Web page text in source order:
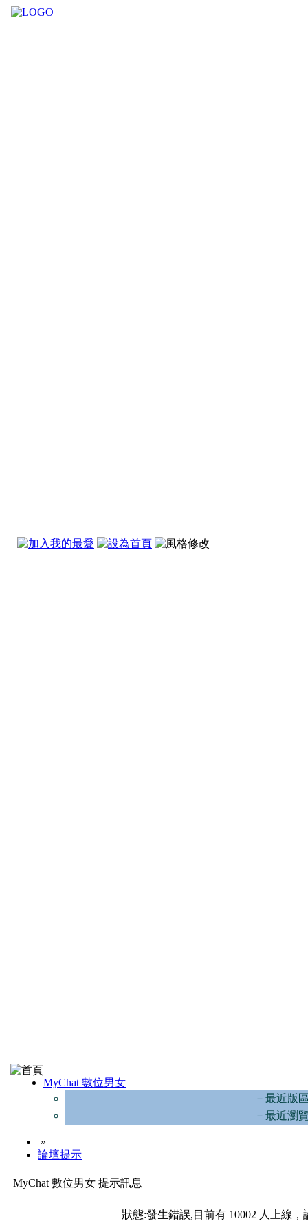
MyChat 數位男女
－最近版
－最近瀏
»
論壇提示
MyChat 數位男女 提示訊息
狀態:發生錯誤,目前有 10002 人上線